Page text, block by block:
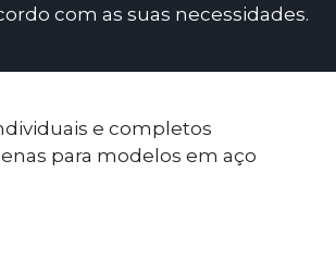
com as suas necessidades.
e completos
para modelos em aço